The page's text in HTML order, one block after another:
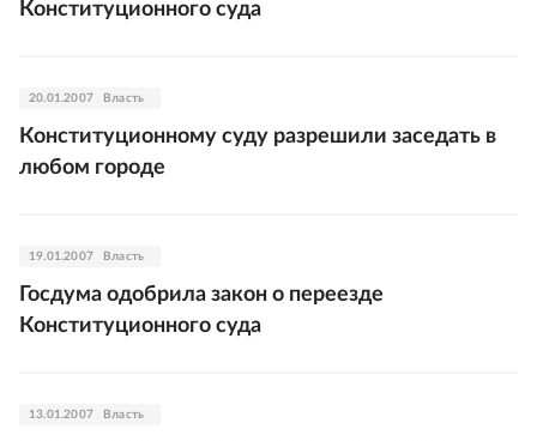
Конституционного суда
20.01.2007 Власть
Конституционному суду разрешили заседать в
любом городе
19.01.2007 Власть
Госдума одобрила закон о переезде
Конституционного суда
13.01.2007 Власть